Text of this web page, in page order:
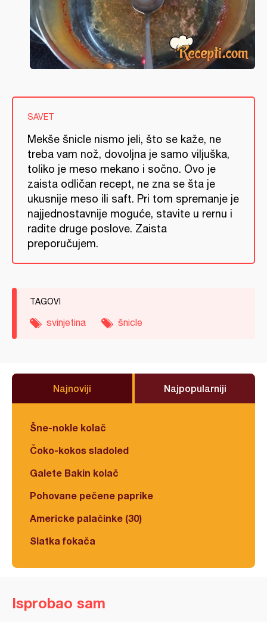
SAVET
Mekše šnicle nismo jeli, što se kaže, ne
treba vam nož, dovoljna je samo viljuška,
toliko je meso mekano i sočno. Ovo je
zaista odličan recept, ne zna se šta je
ukusnije meso ili saft. Pri tom spremanje je
najjednostavnije moguće, stavite u rernu i
radite druge poslove. Zaista
preporučujem.
TAGOVI
svinjetina šnicle
Najnoviji Najpopularniji
Šne-nokle kolač
Čoko-kokos sladoled
Galete Bakin kolač
Pohovane pečene paprike
Americke palačinke (30)
Slatka fokača
Isprobao sam